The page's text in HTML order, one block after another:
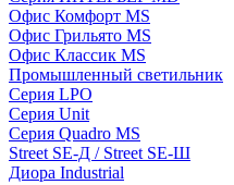
Офис Комфорт MS
Офис Грильято MS
Офис Классик MS
Промышленный светильник
Серия LPO
Серия Unit
Серия Quadro MS
Street SE-Д / Street SE-Ш
Диора Industrial